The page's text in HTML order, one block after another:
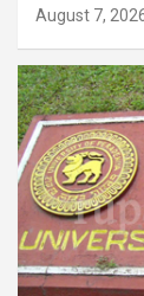
August 7,